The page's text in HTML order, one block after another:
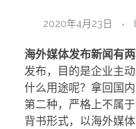
2020年4月23日
海外媒体发布新闻有
发布，目的是企业主
什么用途呢？拿回国
第二种，严格上不属
背书形式，以海外媒